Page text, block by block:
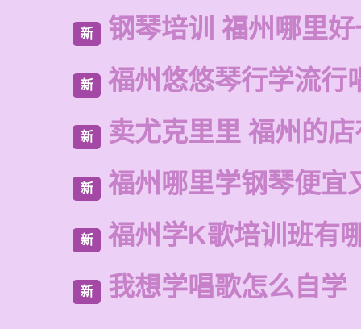
新 钢琴培训 福州哪里
新 福州悠悠琴行学流行
新 卖尤克里里 福州的
新 福州哪里学钢琴便宜
新 福州学K歌培训班有
新 我想学唱歌怎么自学